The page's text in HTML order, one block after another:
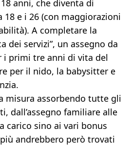
anni, che diventa di
18 e i 26 (con maggiorazioni
A completare la
dei servizi”, un assegno da
i primi tre anni di vita del
per il nido, la babysitter e
misura assorbendo tutte gli
dall’assegno familiare alle
carico sino ai vari bonus
andrebbero però trovati